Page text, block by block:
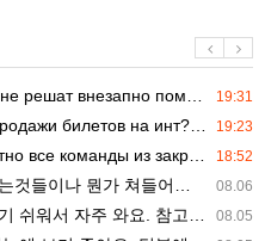
19:31
поменять. https:/…
19:23
билетов на инт? https://g…
18:52
команды из закрытых квали…
08.06
리 알아차리기 위함이지 저걸 전쟁준비라고 하…
08.05
스포츠중계 정보 확인할 때 출처 꼭 체크해요.…